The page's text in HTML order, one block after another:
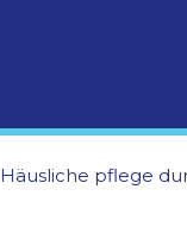
Häusliche pflege